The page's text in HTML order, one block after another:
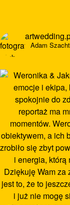
Adam